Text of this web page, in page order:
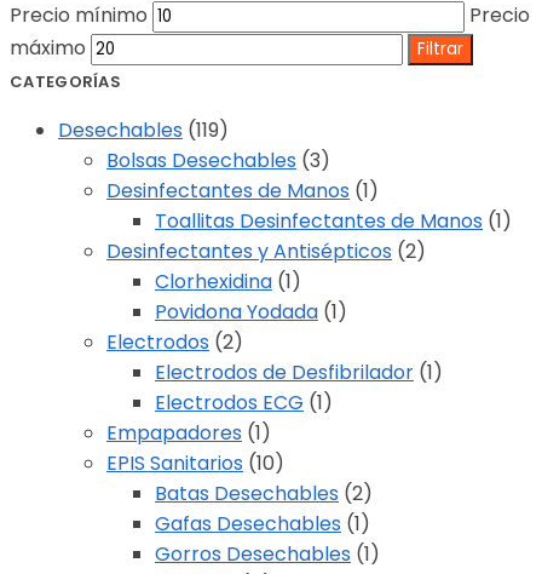
Precio mínimo
Precio
máximo
Filtrar
CATEGORÍAS
Desechables (119)
Bolsas Desechables (3)
Desinfectantes de Manos (1)
Toallitas Desinfectantes de Manos (1)
Desinfectantes y Antisépticos (2)
Clorhexidina (1)
Povidona Yodada (1)
Electrodos (2)
Electrodos de Desfibrilador (1)
Electrodos ECG (1)
Empapadores (1)
EPIS Sanitarios (10)
Batas Desechables (2)
Gafas Desechables (1)
Gorros Desechables (1)